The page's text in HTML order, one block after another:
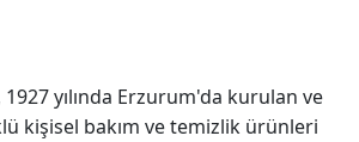
1927 yılında Erzurum'da kurulan ve
kişisel bakım ve temizlik ürünleri